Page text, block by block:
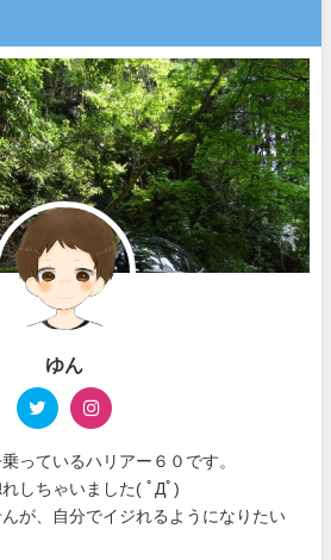
ゆん
っているハリアー６０です。
しちゃいました( ﾟДﾟ)
が、自分でイジれるようになりたい